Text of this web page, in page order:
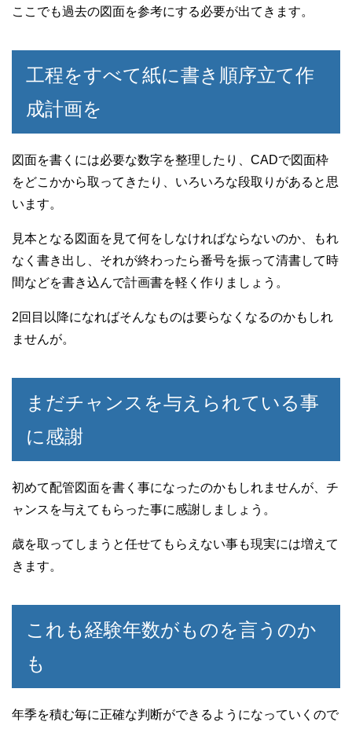
ここでも過去の図面を参考にする必要が出てきます。
工程をすべて紙に書き順序立て作
成計画を
図面を書くには必要な数字を整理したり、CADで図面枠
をどこかから取ってきたり、いろいろな段取りがあると思
います。
見本となる図面を見て何をしなければならないのか、もれ
なく書き出し、それが終わったら番号を振って清書して時
間などを書き込んで計画書を軽く作りましょう。
2回目以降になればそんなものは要らなくなるのかもしれ
ませんが。
まだチャンスを与えられている事
に感謝
初めて配管図面を書く事になったのかもしれませんが、チ
ャンスを与えてもらった事に感謝しましょう。
歳を取ってしまうと任せてもらえない事も現実には増えて
きます。
これも経験年数がものを言うのか
も
年季を積む毎に正確な判断ができるようになっていくので